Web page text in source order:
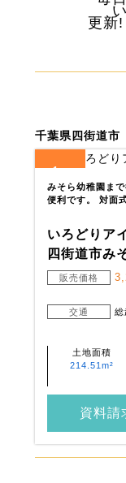
千葉県四街道市
1
みそら幼稚園ま
便利です。 対面
いろどりア
四街道市み
販売価格
交通 総
土地面積
214.51m²
資料請